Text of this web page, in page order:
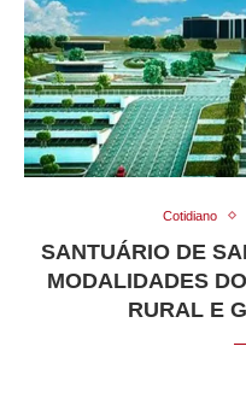
Cotidiano
SANTUÁRIO DE
MODALIDADES
RURAL E